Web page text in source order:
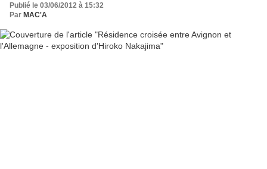
Publié le 03/06/2012 à 15:32
Par MAC'A